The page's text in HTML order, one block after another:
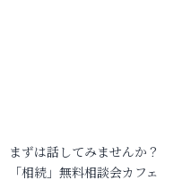
まずは話してみませんか？
「相続」無料相談会カフェ